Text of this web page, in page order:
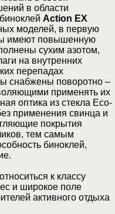
в области
Action EX
моделей, в первую
имеют повышенную
сухим азотом,
на внутренних
перепадах
снабжены поворотно –
применять их
оптика из стекла Eco-
применения свинца и
покрытия
тем самым
биноклей,
к классу
и широкое поле
активного отдыха